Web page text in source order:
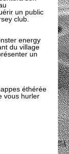
un public
club.
energy
du village
un
éthérée
vous hurler